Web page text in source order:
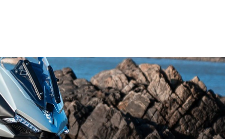
QUIERO PROBARLA
PEDIR PRESUPUESTO